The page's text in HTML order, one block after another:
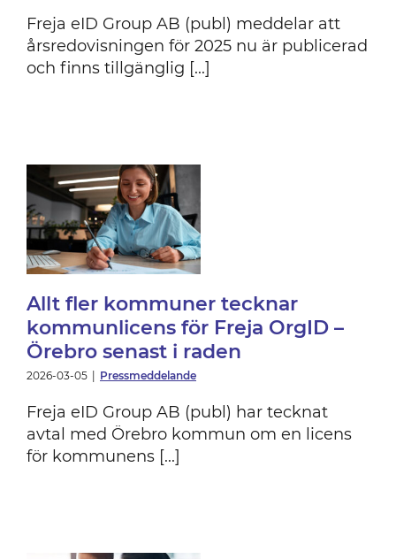
Freja eID Group AB (publ) meddelar att
årsredovisningen för 2025 nu är publicerad
och finns tillgänglig [...]
Allt fler kommuner tecknar
kommunlicens för Freja OrgID –
Örebro senast i raden
2026-03-05 Pressmeddelande
Freja eID Group AB (publ) har tecknat
avtal med Örebro kommun om en licens
för kommunens [...]